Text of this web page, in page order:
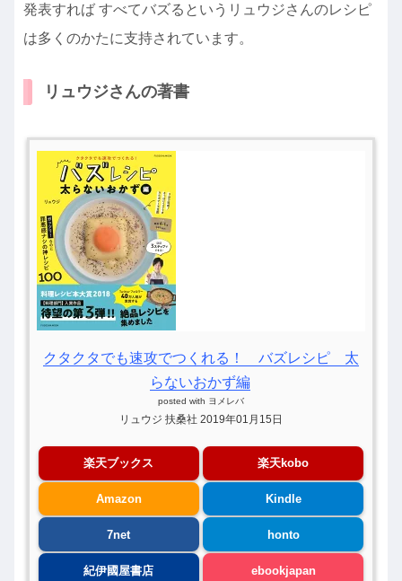
発表すれば すべてバズるというリュウジさんのレシピ
は多くのかたに支持されています。
リュウジさんの著書
クタクタでも速攻でつくれる！ バズレシピ 太
らないおかず編
posted with ヨメレバ
リュウジ 扶桑社 2019年01月15日
楽天ブックス 楽天kobo
Amazon Kindle
7net honto
紀伊國屋書店 ebookjapan